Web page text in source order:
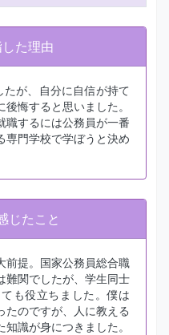
た理由
が、自分に自信が持て
悔すると思いました。
職するには公務員が一番
専門学校で学ぼうと決め
じたこと
前提。国家公務員総合職
難関でしたが、学生同士
も役立ちました。僕は
たのですが、人に教える
識が身につきました。